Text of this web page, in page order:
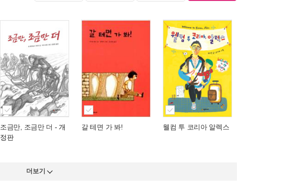
조금만, 조금만 더 - 개
정판
갈 테면 가 봐! 웰컴 투 코리아 알렉스
더보기